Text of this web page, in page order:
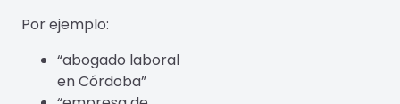
Por ejemplo:
“abogado laboral
en Córdoba”